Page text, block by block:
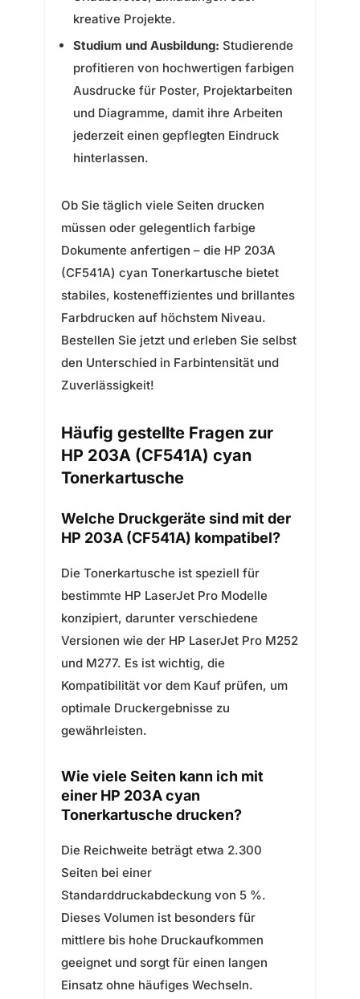
kreative Projekte.
Studium und Ausbildung: Studierende
profitieren von hochwertigen farbigen
Ausdrucke für Poster, Projektarbeiten
und Diagramme, damit ihre Arbeiten
jederzeit einen gepflegten Eindruck
hinterlassen.
Ob Sie täglich viele Seiten drucken
müssen oder gelegentlich farbige
Dokumente anfertigen – die HP 203A
(CF541A) cyan Tonerkartusche bietet
stabiles, kosteneffizientes und brillantes
Farbdrucken auf höchstem Niveau.
Bestellen Sie jetzt und erleben Sie selbst
den Unterschied in Farbintensität und
Zuverlässigkeit!
Häufig gestellte Fragen zur
HP 203A (CF541A) cyan
Tonerkartusche
Welche Druckgeräte sind mit der
HP 203A (CF541A) kompatibel?
Die Tonerkartusche ist speziell für
bestimmte HP LaserJet Pro Modelle
konzipiert, darunter verschiedene
Versionen wie der HP LaserJet Pro M252
und M277. Es ist wichtig, die
Kompatibilität vor dem Kauf prüfen, um
optimale Druckergebnisse zu
gewährleisten.
Wie viele Seiten kann ich mit
einer HP 203A cyan
Tonerkartusche drucken?
Die Reichweite beträgt etwa 2.300
Seiten bei einer
Standarddruckabdeckung von 5 %.
Dieses Volumen ist besonders für
mittlere bis hohe Druckaufkommen
geeignet und sorgt für einen langen
Einsatz ohne häufiges Wechseln.